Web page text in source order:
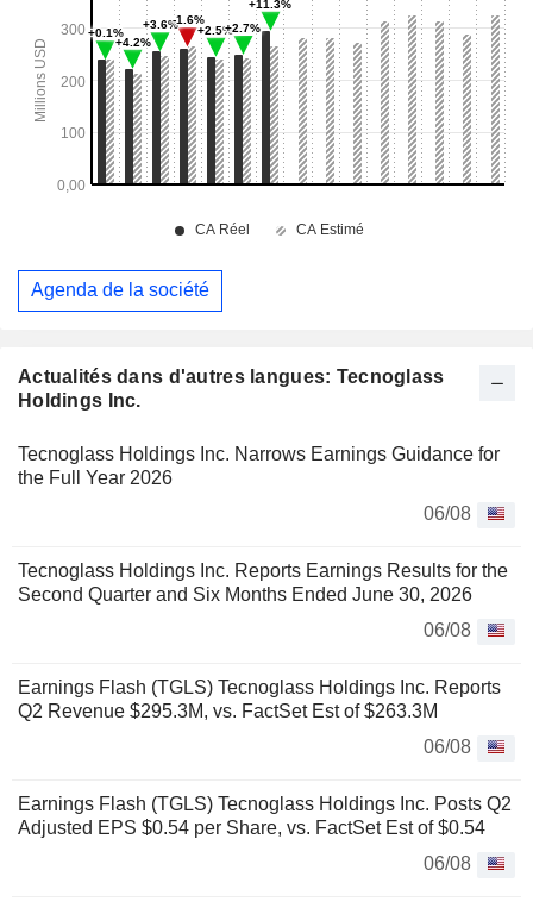
Actualités dans d'autres langues: Tecnoglass
Holdings Inc.
Tecnoglass Holdings Inc. Narrows Earnings Guidance for
the Full Year 2026
06/08
Tecnoglass Holdings Inc. Reports Earnings Results for the
Second Quarter and Six Months Ended June 30, 2026
06/08
Earnings Flash (TGLS) Tecnoglass Holdings Inc. Reports
Q2 Revenue $295.3M, vs. FactSet Est of $263.3M
06/08
Earnings Flash (TGLS) Tecnoglass Holdings Inc. Posts Q2
Adjusted EPS $0.54 per Share, vs. FactSet Est of $0.54
06/08
Agenda de la société